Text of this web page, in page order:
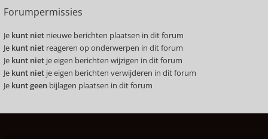
Forumpermissies
Je kunt niet nieuwe berichten plaatsen in dit forum
Je kunt niet reageren op onderwerpen in dit forum
Je kunt niet je eigen berichten wijzigen in dit forum
Je kunt niet je eigen berichten verwijderen in dit forum
Je kunt geen bijlagen plaatsen in dit forum